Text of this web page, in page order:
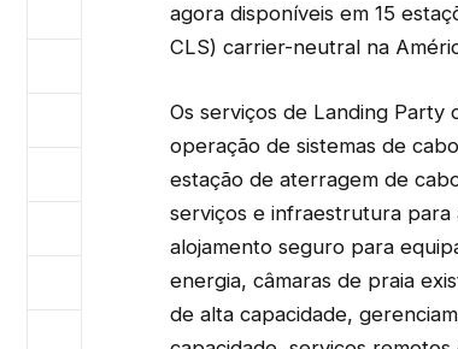
agora disponíveis em 15
CLS) carrier-neutral na
Os serviços de Landing Party
operação de sistemas de
estação de aterragem de
serviços e infraestrutura para
alojamento seguro para
energia, câmaras de praia
de alta capacidade,